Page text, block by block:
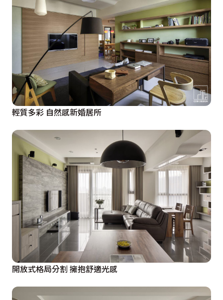
輕質多彩 自然感新婚居所
開放式格局分割 擁抱舒適光感